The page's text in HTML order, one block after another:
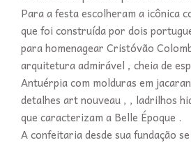
Para a festa escolheram a icônica
que foi construída por dois
para homenagear Cristóvão
arquitetura admirável , cheia de
Antuérpia com molduras em
detalhes art nouveau , , ladrilhos
que caracterizam a Belle Époque .
A confeitaria desde sua fundação